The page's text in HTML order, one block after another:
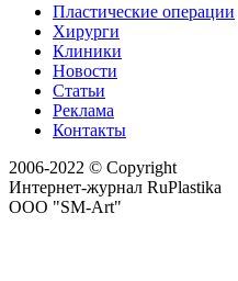
Пластические операции
Хирурги
Клиники
Новости
Статьи
Реклама
Контакты
2006-2022 © Copyright
Интернет-журнал RuPlastika
ООО "SM-Art"